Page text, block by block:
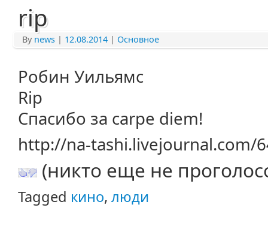
rip
By news | 12.08.2014 | Основное
Робин Уильямс
Rip
Спасибо за carpe diem!
http://na-tashi.livejournal.com/
(никто еще не
Tagged кино, люди